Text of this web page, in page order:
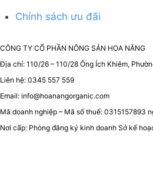
Chính sách ưu đãi
CÔNG TY CỔ PHẦN NÔNG SẢN HOA NẮNG
Địa chỉ: 110/26 – 110/28 Ông Ích Khiêm,
Liên hệ: 0345 557 559
Email: info@hoanangorganic.com
Mã doanh nghiệp – Mã số thuế: 0315157893
Nơi cấp: Phòng đăng ký kinh doanh Sở kế